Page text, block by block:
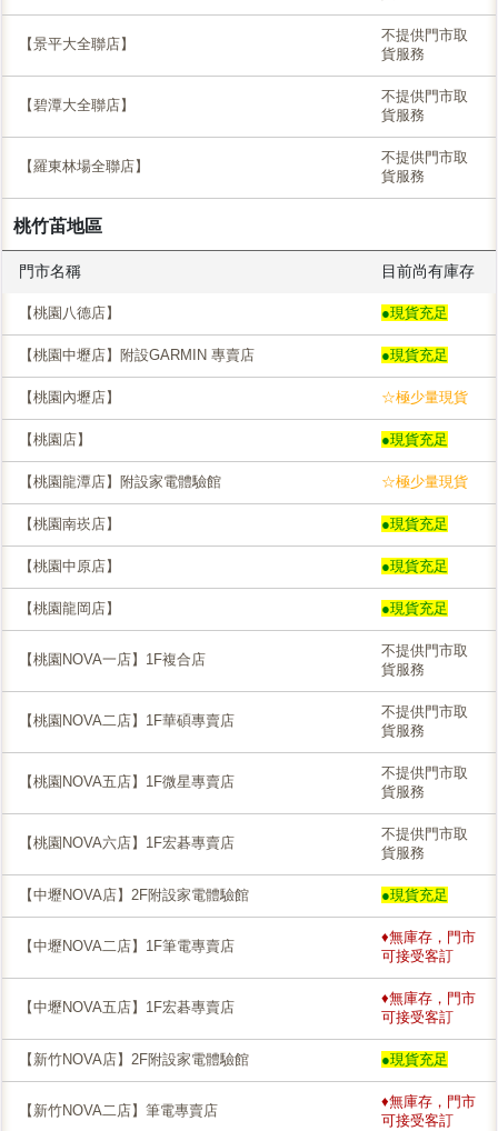
【景平大全聯店】
不提供門市取
貨服務
【碧潭大全聯店】
不提供門市取
貨服務
【羅東林場全聯店】
不提供門市取
貨服務
桃竹苖地區
門市名稱 目前尚有庫存
【桃園八德店】 ●現貨充足
【桃園中壢店】附設GARMIN 專賣店 ●現貨充足
【桃園內壢店】 ☆極少量現貨
【桃園店】 ●現貨充足
【桃園龍潭店】附設家電體驗館 ☆極少量現貨
【桃園南崁店】 ●現貨充足
【桃園中原店】 ●現貨充足
【桃園龍岡店】 ●現貨充足
【桃園NOVA一店】1F複合店
不提供門市取
貨服務
【桃園NOVA二店】1F華碩專賣店
不提供門市取
貨服務
【桃園NOVA五店】1F微星專賣店
不提供門市取
貨服務
【桃園NOVA六店】1F宏碁專賣店
不提供門市取
貨服務
【中壢NOVA店】2F附設家電體驗館 ●現貨充足
【中壢NOVA二店】1F筆電專賣店
♦無庫存，門市
可接受客訂
【中壢NOVA五店】1F宏碁專賣店
♦無庫存，門市
可接受客訂
【新竹NOVA店】2F附設家電體驗館 ●現貨充足
【新竹NOVA二店】筆電專賣店
♦無庫存，門市
可接受客訂